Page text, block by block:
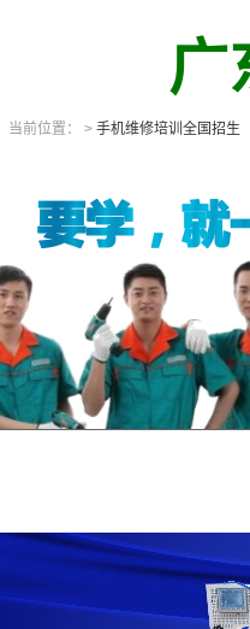
广
当前位置： > 手机维修培训全国招生